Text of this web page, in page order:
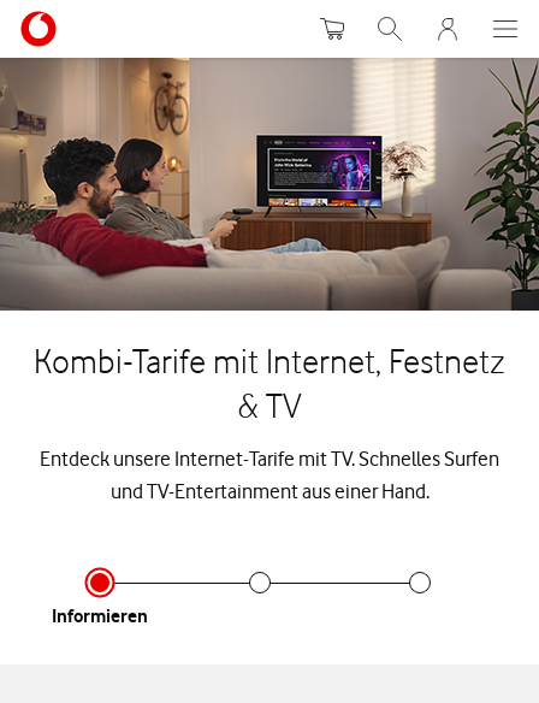
WarenkorbSuche MeinVodafone
Kombi-Tarife mit Internet, Festnetz
& TV
Entdeck unsere Internet-Tarife mit TV. Schnelles Surfen
und TV-Entertainment aus einer Hand.
Infor­mieren